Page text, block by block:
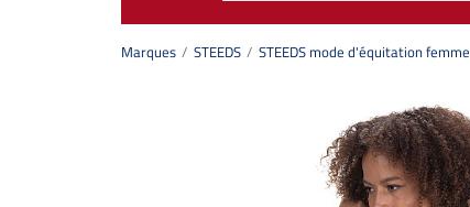
Marques STEEDS STEEDS mode d'équitation femme